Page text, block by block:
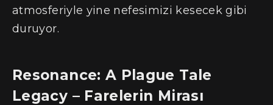
atmosferiyle yine nefesimizi kesecek gibi
duruyor.
Resonance: A Plague Tale
Legacy – Farelerin Mirası